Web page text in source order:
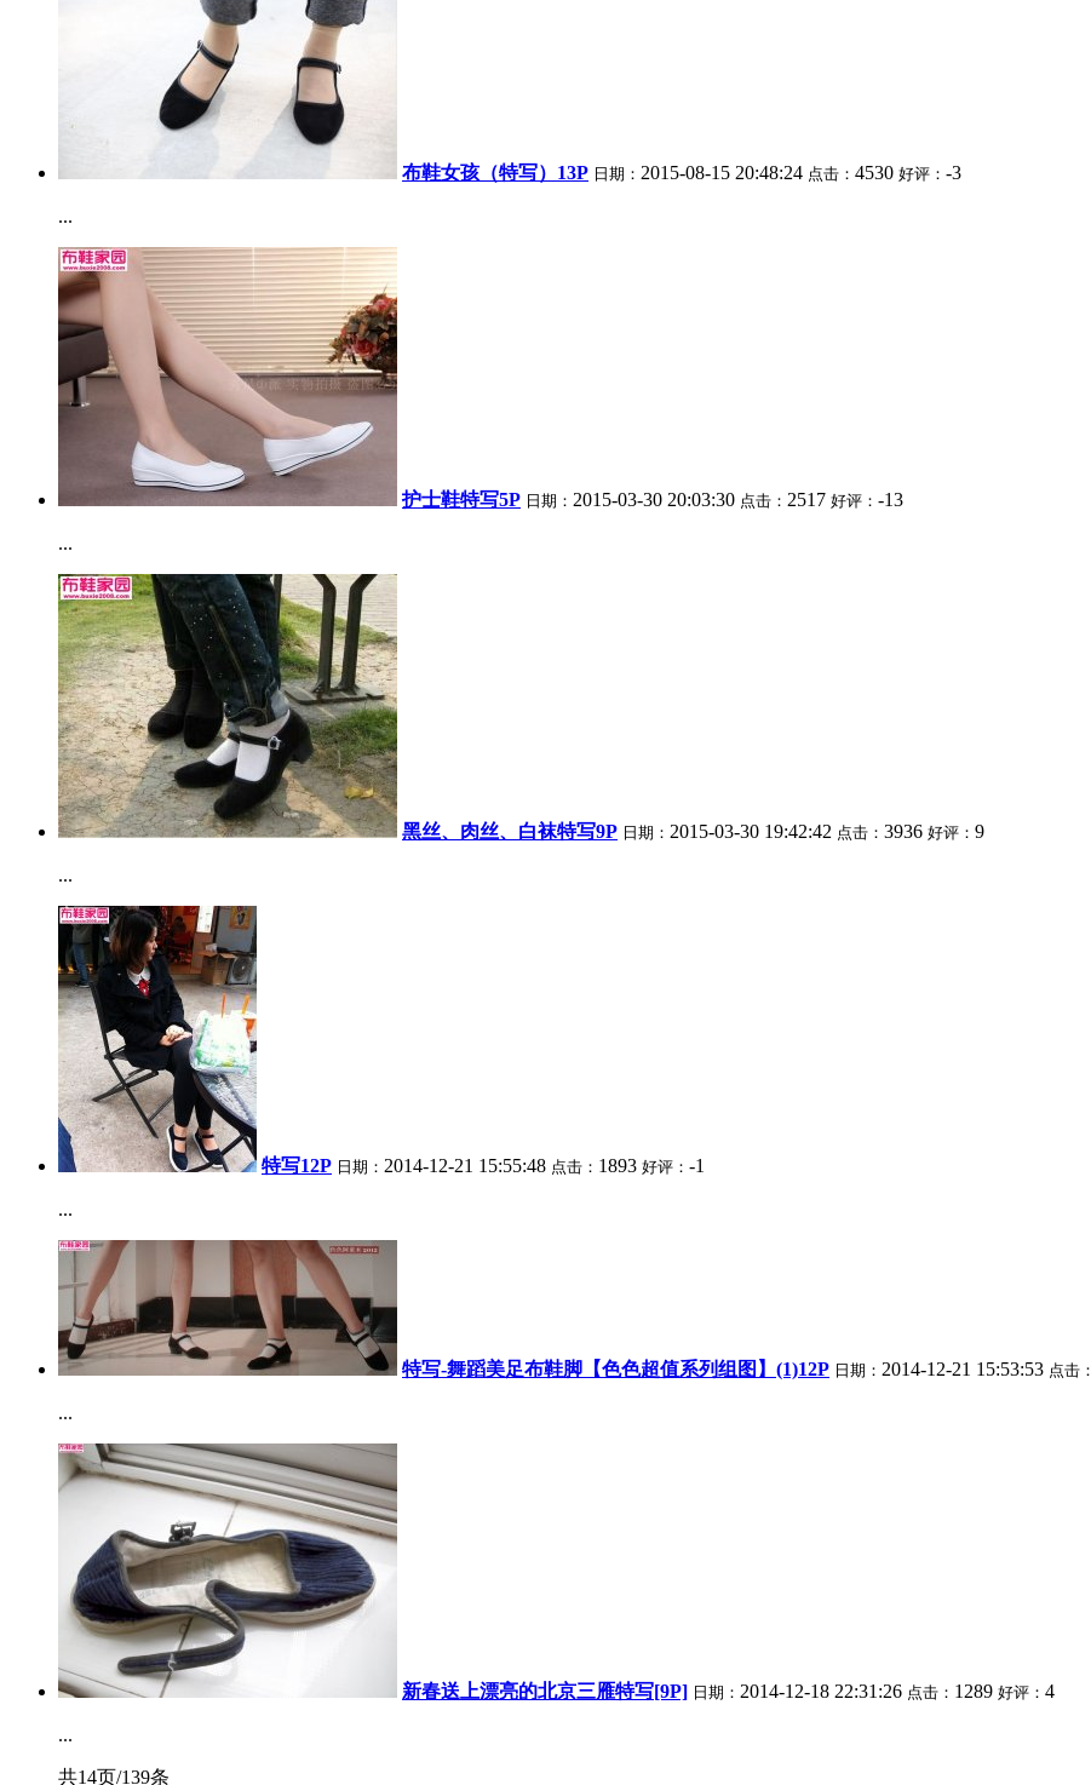
布鞋女孩（特写）13P 日期： 2015-08-15 20:48:24 点击： 4530 好评： -3
...
护士鞋特写5P 日期： 2015-03-30 20:03:30 点击： 2517 好评： -13
...
黑丝、肉丝、白袜特写9P 日期： 2015-03-30 19:42:42 点击： 3936 好评： 9
...
特写12P 日期： 2014-12-21 15:55:48 点击： 1893 好评： -1
...
特写-舞蹈美足布鞋脚【色色超值系列组图】(1)12P 日期： 2014-12-21 15:53:53 点击：
...
新春送上漂亮的北京三雁特写[9P] 日期： 2014-12-18 22:31:26 点击： 1289 好评： 4
...
共14页/139条